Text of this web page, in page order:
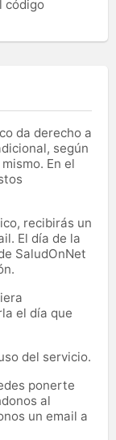
código
da derecho a
según
En el
recibirás un
El día de la
SaludOnNet
el día que
del servicio.
ponerte
al
un email a